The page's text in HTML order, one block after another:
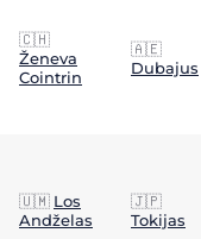
🇨🇭
Ženeva
Cointrin
🇦🇪
Dubajus
🇺🇲 Los
Andželas
🇯🇵
Tokijas